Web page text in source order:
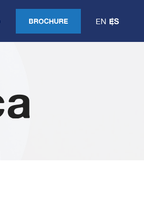
BROCHURE EN ES